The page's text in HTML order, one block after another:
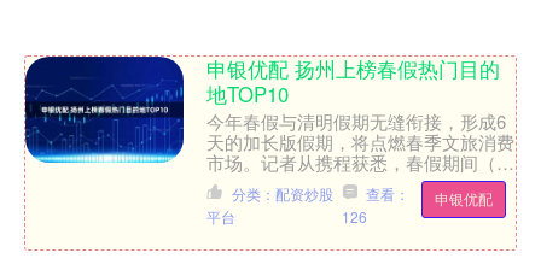
申银优配 扬州上榜春假热门目的
地TOP10
今年春假与清明假期无缝衔接，形成6
天的加长版假期，将点燃春季文旅消费
市场。记者从携程获悉，春假期间（4
月1日—6日），江苏用户订单总量同
比增长93%，扬州与南京....
申银优配
分类：配资炒股
平台
查看：
126